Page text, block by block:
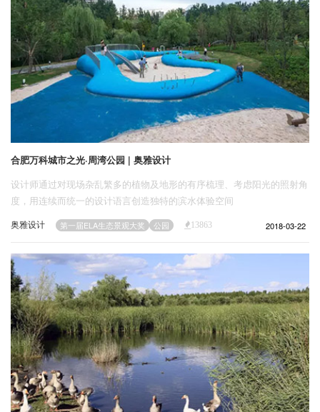
广告投放
关于我们
联系我们
合肥万科城市之光·周湾公园 | 奥雅设计
设计师通过对现场杂乱繁多的植物及地形的有序梳理、考虑阳光的照射角
度，用连续而统一的设计语言创造独特的滨水体验空间
奥雅设计 第一届ELA生态景观大奖 公园 13863 2018-03-22